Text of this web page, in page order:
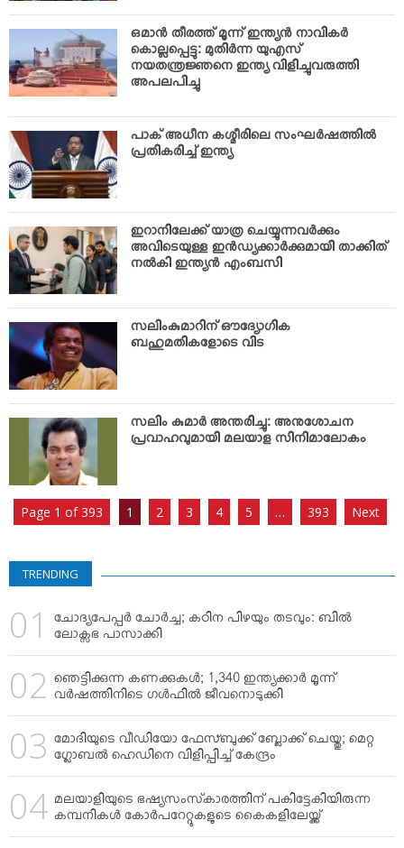
ഒമാന്‍ തീരത്ത് മൂന്ന് ഇന്ത്യന്‍ നാവികര്‍
കൊല്ലപ്പെട്ടു: മുതിര്‍ന്ന യുഎസ്
നയതന്ത്രജ്ഞനെ ഇന്ത്യ വിളിച്ചുവരുത്തി
അപലപിച്ചു
പാക് അധീന കശ്മീരിലെ സംഘര്‍ഷത്തില്‍
പ്രതികരിച്ച് ഇന്ത്യ
ഇറാനിലേക്ക് യാത്ര ചെയ്യുന്നവര്‍ക്കും
അവിടെയുള്ള ഇന്‍ഡ്യക്കാര്‍ക്കുമായി താക്കിത്
നല്‍കി ഇന്ത്യന്‍ എംബസി
സലിംകുമാറിന് ഔദ്യോഗിക
ബഹുമതികളോടെ വിട
സലിം കുമാര്‍ അന്തരിച്ചു: അനുശോചന
പ്രവാഹവുമായി മലയാള സിനിമാലോകം
Page 1 of 393 1 2 3 4 5 … 393 Next
TRENDING
ചോദ്യപേപ്പര്‍ ചോര്‍ച്ച; കഠിന പിഴയും തടവും: ബില്‍
ലോക്സഭ പാസാക്കി
ഞെട്ടിക്കുന്ന കണക്കുകള്‍; 1,340 ഇന്ത്യക്കാര്‍ മൂന്ന്
വര്‍ഷത്തിനിടെ ഗള്‍ഫില്‍ ജീവനൊടുക്കി
മോദിയുടെ വീഡിയോ ഫേസ്ബുക്ക് ബ്ലോക്ക് ചെയ്തു; മെറ്റ
ഗ്ലോബല്‍ ഹെഡിനെ വിളിപ്പിച്ച് കേന്ദ്രം
മലയാളിയുടെ ഭഷ്യസംസ്‌കാരത്തിന് പകിട്ടേകിയിരുന്ന
കമ്പനികള്‍ കോര്‍പറേറ്റുകളുടെ കൈകളിലേയ്ക്ക്